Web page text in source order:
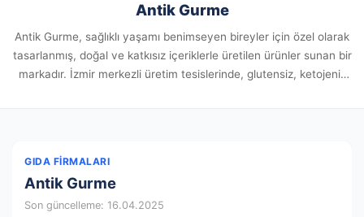
Antik Gurme
Antik Gurme, sağlıklı yaşamı benimseyen bireyler için özel olarak
tasarlanmış, doğal ve katkısız içeriklerle üretilen ürünler sunan bir
markadır. İzmir merkezli üretim tesislerinde, glutensiz, ketojenik
GIDA FIRMALARI
Antik Gurme
Son güncelleme: 16.04.2025